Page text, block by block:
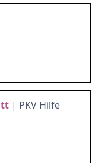
| PKV Hilfe